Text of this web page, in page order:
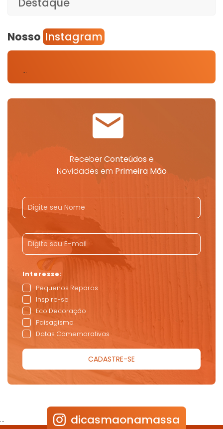
Nosso Instagram
…
ReceberConteúdose
Novidades em Primeira Mão
Pequenos Reparos
Inspire-se
Eco Decoração
Paisagismo
Datas Comemorativas
… dicasmaonamassa